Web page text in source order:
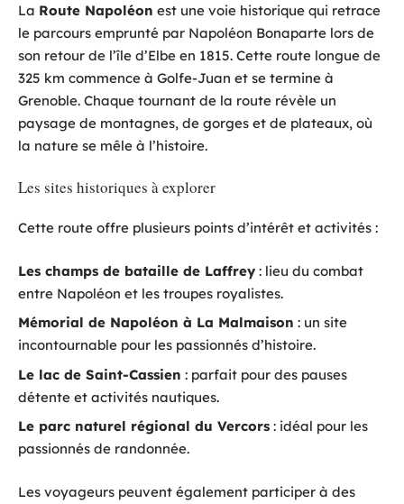
La Route Napoléon est une voie historique qui retrace
le parcours emprunté par Napoléon Bonaparte lors de
son retour de l’île d’Elbe en 1815. Cette route longue de
325 km commence à Golfe-Juan et se termine à
Grenoble. Chaque tournant de la route révèle un
paysage de montagnes, de gorges et de plateaux, où
la nature se mêle à l’histoire.
Les sites historiques à explorer
Cette route offre plusieurs points d’intérêt et activités :
Les champs de bataille de Laffrey : lieu du combat
entre Napoléon et les troupes royalistes.
Mémorial de Napoléon à La Malmaison : un site
incontournable pour les passionnés d’histoire.
Le lac de Saint-Cassien : parfait pour des pauses
détente et activités nautiques.
Le parc naturel régional du Vercors : idéal pour les
passionnés de randonnée.
Les voyageurs peuvent également participer à des